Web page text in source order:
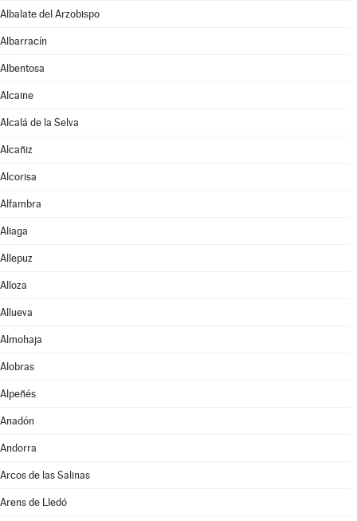
Albalate del Arzobispo
Albarracín
Albentosa
Alcaine
Alcalá de la Selva
Alcañiz
Alcorisa
Alfambra
Aliaga
Allepuz
Alloza
Allueva
Almohaja
Alobras
Alpeñés
Anadón
Andorra
Arcos de las Salinas
Arens de Lledó